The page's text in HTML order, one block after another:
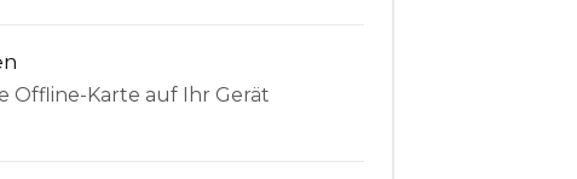
Offline-Karte auf Ihr Gerät